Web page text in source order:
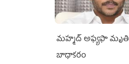
మహ్మద్‌ అఫ్యఫా మృతి
బాధాకరం